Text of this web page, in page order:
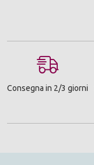
Consegna in 2/3 giorni